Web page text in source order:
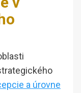
a úrovne